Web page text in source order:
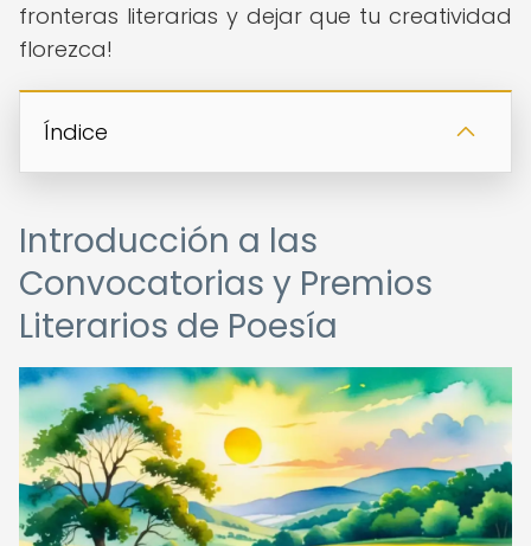
fronteras literarias y dejar que tu creatividad
florezca!
Índice
Introducción a las
Convocatorias y Premios
Literarios de Poesía